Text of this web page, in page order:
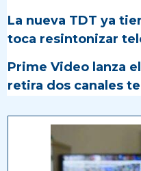
La nueva TDT ya
toca resintonizar
Prime Video lanza el
retira dos canales